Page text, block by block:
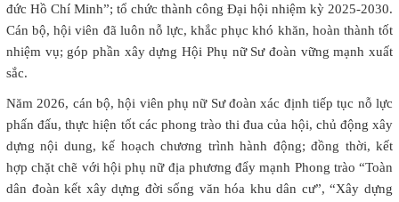
đức Hồ Chí Minh”; tổ chức thành công Đại hội nhiệm kỳ 2025-2030.
Cán bộ, hội viên đã luôn nỗ lực, khắc phục khó khăn, hoàn thành tốt
nhiệm vụ; góp phần xây dựng Hội Phụ nữ Sư đoàn vững mạnh xuất
sắc.
Năm 2026, cán bộ, hội viên phụ nữ Sư đoàn xác định tiếp tục nỗ lực
phấn đấu, thực hiện tốt các phong trào thi đua của hội, chủ động xây
dựng nội dung, kế hoạch chương trình hành động; đồng thời, kết
hợp chặt chẽ với hội phụ nữ địa phương đẩy mạnh Phong trào “Toàn
dân đoàn kết xây dựng đời sống văn hóa khu dân cư”, “Xây dựng